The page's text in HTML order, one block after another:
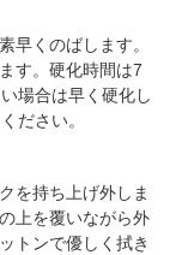
早くのばします。
す。硬化時間は7
場合は早く硬化し
ださい。
を持ち上げ外しま
上を覆いながら外
トンで優しく拭き